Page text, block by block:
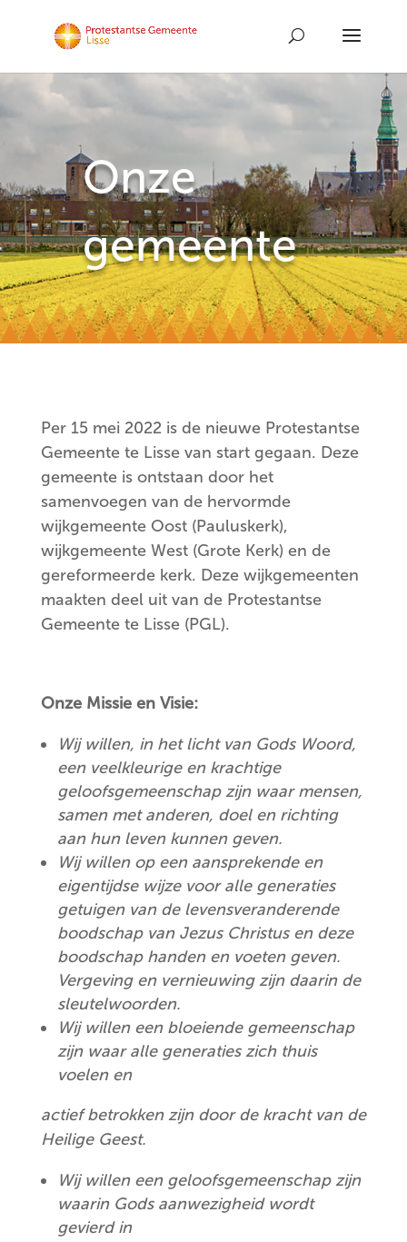
Onze
gemeente
Per 15 mei 2022 is de nieuwe Protestantse
Gemeente te Lisse van start gegaan. Deze
gemeente is ontstaan door het
samenvoegen van de hervormde
wijkgemeente Oost (Pauluskerk),
wijkgemeente West (Grote Kerk) en de
gereformeerde kerk. Deze wijkgemeenten
maakten deel uit van de Protestantse
Gemeente te Lisse (PGL).
Onze Missie en Visie:
Wij willen, in het licht van Gods Woord,
een veelkleurige en krachtige
geloofsgemeenschap zijn waar mensen,
samen met anderen, doel en richting
aan hun leven kunnen geven.
Wij willen op een aansprekende en
eigentijdse wijze voor alle generaties
getuigen van de levensveranderende
boodschap van Jezus Christus en deze
boodschap handen en voeten geven.
Vergeving en vernieuwing zijn daarin de
sleutelwoorden.
Wij willen een bloeiende gemeenschap
zijn waar alle generaties zich thuis
voelen en
actief betrokken zijn door de kracht van de
Heilige Geest.
Wij willen een geloofsgemeenschap zijn
waarin Gods aanwezigheid wordt
gevierd in